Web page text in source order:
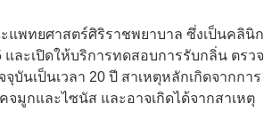
แพทยศาสตร์ศิริราชพยาบาล ซึ่งเป็นคลินิก
ละเปิดให้บริการทดสอบการรับกลิ่น ตรวจ
นเป็นเวลา 20 ปี สาเหตุหลักเกิดจากการ
มูกและไซนัส และอาจเกิดได้จากสาเหตุ